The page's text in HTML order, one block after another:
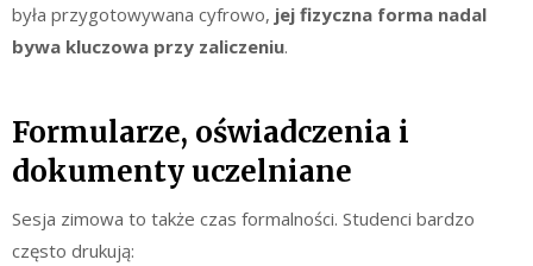
była przygotowywana cyfrowo, jej fizyczna forma nadal
bywa kluczowa przy zaliczeniu.
Formularze, oświadczenia i
dokumenty uczelniane
Sesja zimowa to także czas formalności. Studenci bardzo
często drukują: